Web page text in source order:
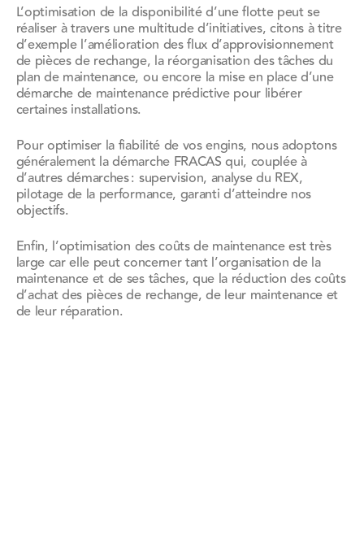
L’optimisation de la disponibilité d’une flotte peut se
réaliser à travers une multitude d’initiatives, citons à titre
d’exemple l’amélioration des flux d’approvisionnement
de pièces de rechange, la réorganisation des tâches du
plan de maintenance, ou encore la mise en place d’une
démarche de maintenance prédictive pour libérer
certaines installations.
Pour optimiser la fiabilité de vos engins, nous adoptons
généralement la démarche FRACAS qui, couplée à
d’autres démarches : supervision, analyse du REX,
pilotage de la performance, garanti d’atteindre nos
objectifs.
Enfin, l’optimisation des coûts de maintenance est très
large car elle peut concerner tant l’organisation de la
maintenance et de ses tâches, que la réduction des coûts
d’achat des pièces de rechange, de leur maintenance et
de leur réparation.